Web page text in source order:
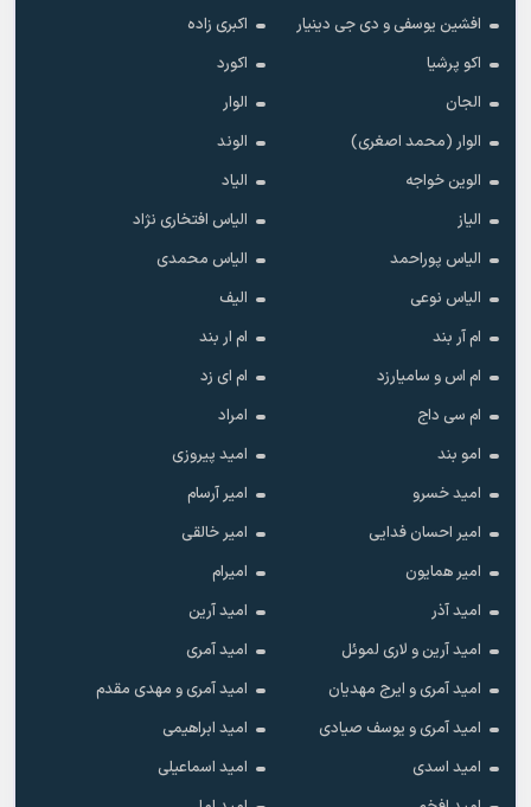
افشین یوسفی و دی جی دینیار
اکبری زاده
اکو پرشیا
اکورد
الجان
الوار
الوار (محمد اصغری)
الوند
الوین خواجه
الیاد
الیاز
الیاس افتخاری نژاد
الیاس پوراحمد
الیاس محمدی
الیاس نوعی
الیف
ام آر بند
ام ار بند
ام اس و سامیارزد
ام ای زد
ام سی داج
امراد
امو بند
امید پیروزی
امید خسرو
امیر آرسام
امیر احسان فدایی
امیر خالقى
امیر همایون
امیرام
امید آذر
امید آرین
امید آرین و لاری لموئل
امید آمری
امید آمری و ایرج مهدیان
امید آمری و مهدی مقدم
امید آمری و یوسف صیادی
امید ابراهیمی
امید اسدی
امید اسماعیلی